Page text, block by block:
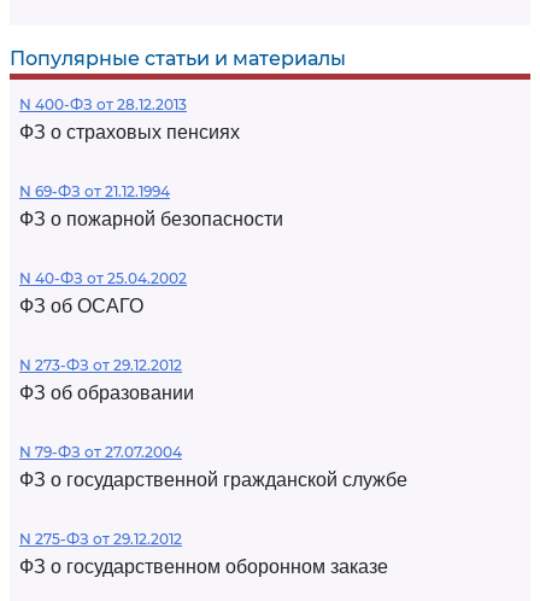
Популярные статьи и материалы
N 400-ФЗ от 28.12.2013
ФЗ о страховых пенсиях
N 69-ФЗ от 21.12.1994
ФЗ о пожарной безопасности
N 40-ФЗ от 25.04.2002
ФЗ об ОСАГО
N 273-ФЗ от 29.12.2012
ФЗ об образовании
N 79-ФЗ от 27.07.2004
ФЗ о государственной гражданской службе
N 275-ФЗ от 29.12.2012
ФЗ о государственном оборонном заказе